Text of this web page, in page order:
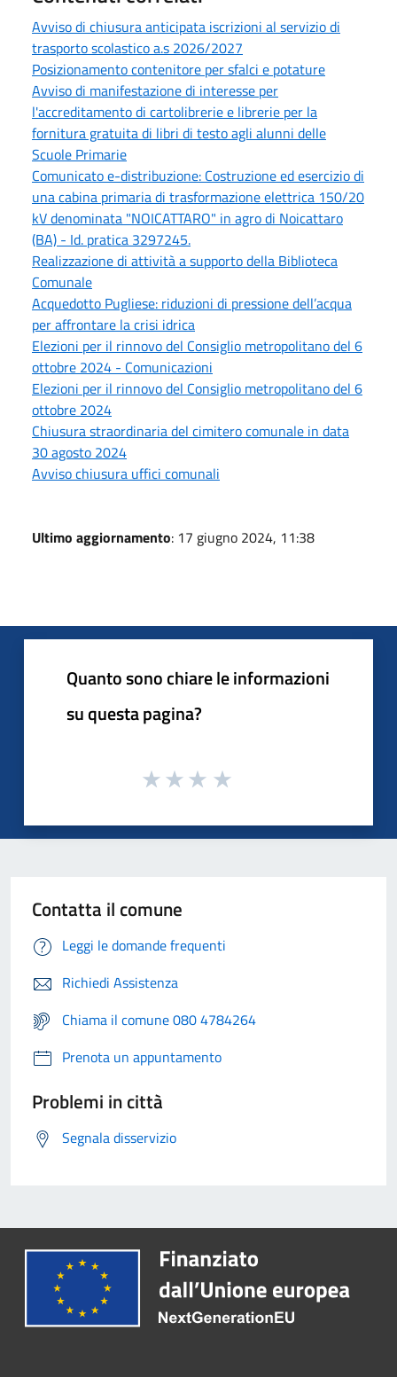
Avviso di chiusura anticipata iscrizioni al servizio di
trasporto scolastico a.s 2026/2027
Posizionamento contenitore per sfalci e potature
Avviso di manifestazione di interesse per
l'accreditamento di cartolibrerie e librerie per la
fornitura gratuita di libri di testo agli alunni delle
Scuole Primarie
Comunicato e-distribuzione: Costruzione ed esercizio di
una cabina primaria di trasformazione elettrica 150/20
kV denominata "NOICATTARO" in agro di Noicattaro
(BA) - Id. pratica 3297245.
Realizzazione di attività a supporto della Biblioteca
Comunale
Acquedotto Pugliese: riduzioni di pressione dell’acqua
per affrontare la crisi idrica
Elezioni per il rinnovo del Consiglio metropolitano del 6
ottobre 2024 - Comunicazioni
Elezioni per il rinnovo del Consiglio metropolitano del 6
ottobre 2024
Chiusura straordinaria del cimitero comunale in data
30 agosto 2024
Avviso chiusura uffici comunali
Ultimo aggiornamento: 17 giugno 2024, 11:38
Quanto sono chiare le informazioni
su questa pagina?
Contatta il comune
Leggi le domande frequenti
Richiedi Assistenza
Chiama il comune 080 4784264
Prenota un appuntamento
Problemi in città
Segnala disservizio